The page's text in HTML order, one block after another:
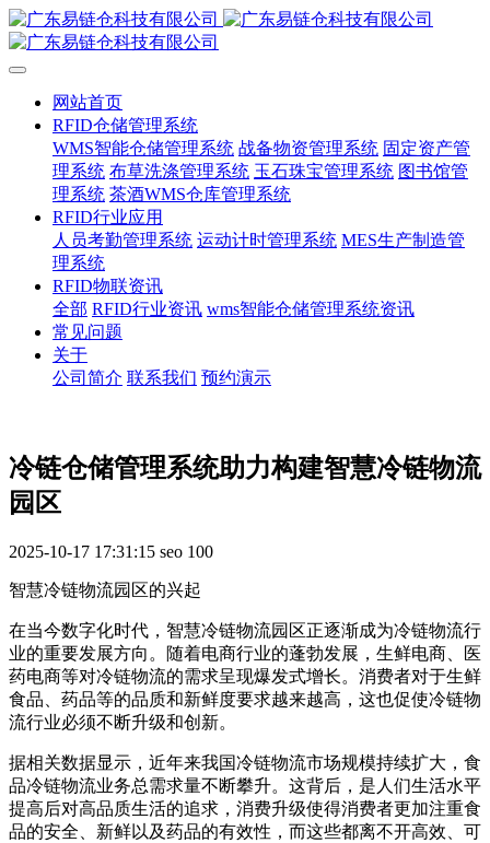
网站首页
RFID仓储管理系统
WMS智能仓储管理系统 战备物资管理系统 固定资产管
理系统 布草洗涤管理系统 玉石珠宝管理系统 图书馆管
理系统 茶酒WMS仓库管理系统
RFID行业应用
人员考勤管理系统 运动计时管理系统 MES生产制造管
理系统
RFID物联资讯
全部 RFID行业资讯 wms智能仓储管理系统资讯
常见问题
关于
公司简介 联系我们 预约演示
冷链仓储管理系统助力构建智慧冷链物流
园区
2025-10-17 17:31:15 seo 100
智慧冷链物流园区的兴起
在当今数字化时代，智慧冷链物流园区正逐渐成为冷链物流行
业的重要发展方向。随着电商行业的蓬勃发展，生鲜电商、医
药电商等对冷链物流的需求呈现爆发式增长。消费者对于生鲜
食品、药品等的品质和新鲜度要求越来越高，这也促使冷链物
流行业必须不断升级和创新。
据相关数据显示，近年来我国冷链物流市场规模持续扩大，食
品冷链物流业务总需求量不断攀升。这背后，是人们生活水平
提高后对高品质生活的追求，消费升级使得消费者更加注重食
品的安全、新鲜以及药品的有效性，而这些都离不开高效、可